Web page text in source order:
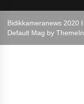
Bidikkameranews 2020
Default Mag by